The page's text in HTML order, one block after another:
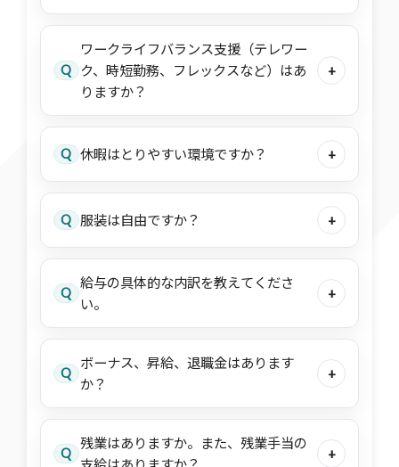
Q
ワークライフバランス支援（テレワー
ク、時短勤務、フレックスなど）はあ
りますか？
+
Q 休暇はとりやすい環境ですか？ +
Q 服装は自由ですか？ +
Q
給与の具体的な内訳を教えてくださ
い。
+
Q
ボーナス、昇給、退職金はあります
か？
+
Q
残業はありますか。また、残業手当の
+